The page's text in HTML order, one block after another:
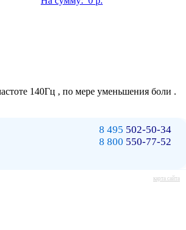
140Гц , по мере уменьшения боли .
8 495 502-50-34
8 800 550-77-52
карта сайта